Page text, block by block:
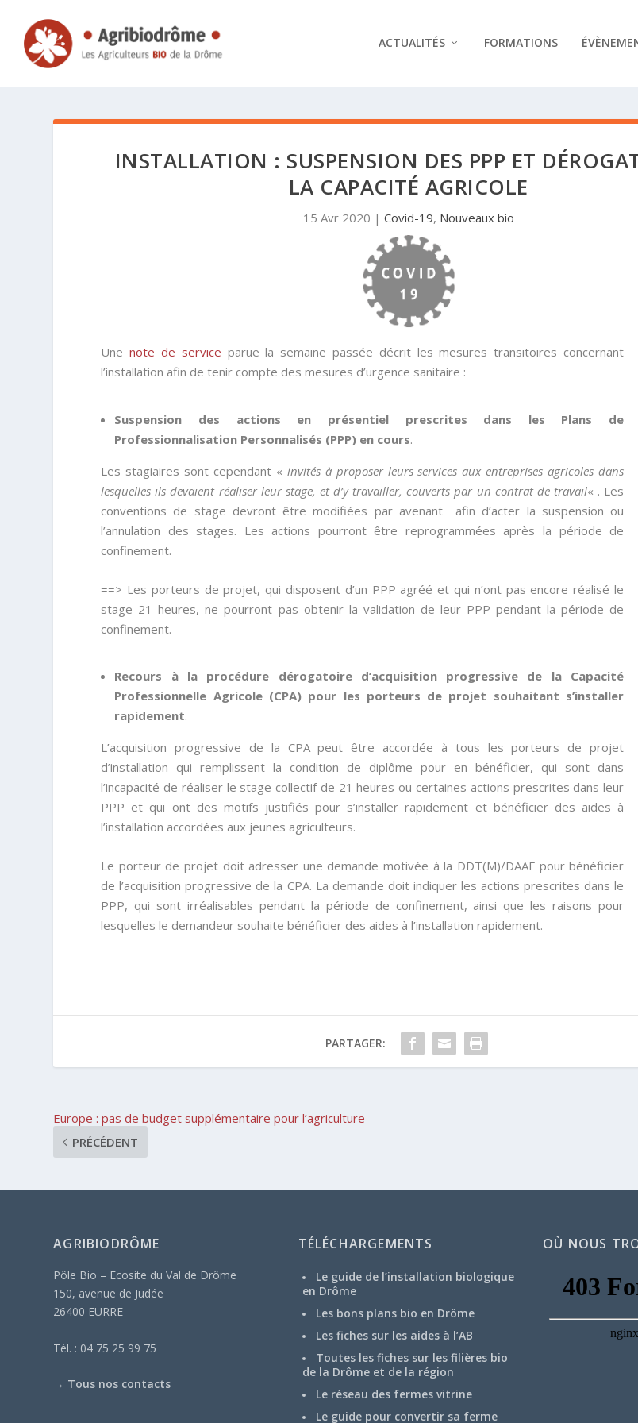
ACTUALITÉS FORMATIONS
INSTALLATION : SUSPENSION DES PPP ET
LA CAPACITÉ AGRICOLE
15 Avr 2020 | Covid-19, Nouveaux bio
Unenote de service parue la semaine passée décrit les mesures transitoires concernant
l’installation afin de tenir compte des mesures d’urgence sanitaire :
Suspension des actions en présentiel prescrites dans les Plans de
Professionnalisation Personnalisés (PPP) en cours.
Les stagiaires sont cependant « invités à proposer leurs services aux entreprises agricoles dans
lesquelles ils devaient réaliser leur stage, et d’y travailler, couverts par un contrat de travail« . Les
conventions de stage devront être modifiées par avenant afin d’acter la suspension ou
l’annulation des stages. Les actions pourront être reprogrammées après la période de
confinement.
==> Les porteurs de projet, qui disposent d’un PPP agréé et qui n’ont pas encore réalisé le
stage 21 heures, ne pourront pas obtenir la validation de leur PPP pendant la période de
confinement.
Recours à la procédure dérogatoire d’acquisition progressive de la Capacité
Professionnelle Agricole (CPA) pour les porteurs de projet souhaitant s’installer
rapidement.
L’acquisition progressive de la CPA peut être accordée à tous les porteurs de projet
d’installation qui remplissent la condition de diplôme pour en bénéficier, qui sont dans
l’incapacité de réaliser le stage collectif de 21 heures ou certaines actions prescrites dans leur
PPP et qui ont des motifs justifiés pour s’installer rapidement et bénéficier des aides à
l’installation accordées aux jeunes agriculteurs.
Le porteur de projet doit adresser une demande motivée à la DDT(M)/DAAF pour bénéficier
de l’acquisition progressive de la CPA. La demande doit indiquer les actions prescrites dans le
PPP, qui sont irréalisables pendant la période de confinement, ainsi que les raisons pour
lesquelles le demandeur souhaite bénéficier des aides à l’installation rapidement.
PARTAGER:
Europe : pas de budget supplémentaire pour l’agriculture
PRÉCÉDENT
AGRIBIODRÔME
Pôle Bio – Ecosite du Val de Drôme
150, avenue de Judée
26400 EURRE
Tél. : 04 75 25 99 75
→ Tous nos contacts
TÉLÉCHARGEMENTS
Le guide de l’installation biologique
en Drôme
Les bons plans bio en Drôme
Les fiches sur les aides à l’AB
Toutes les fiches sur les filières bio
de la Drôme et de la région
Le réseau des fermes vitrine
Le guide pour convertir sa ferme
OÙ NOUS